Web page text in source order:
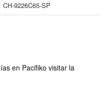
CH-9226C65-SP
en Pacifiko visitar la